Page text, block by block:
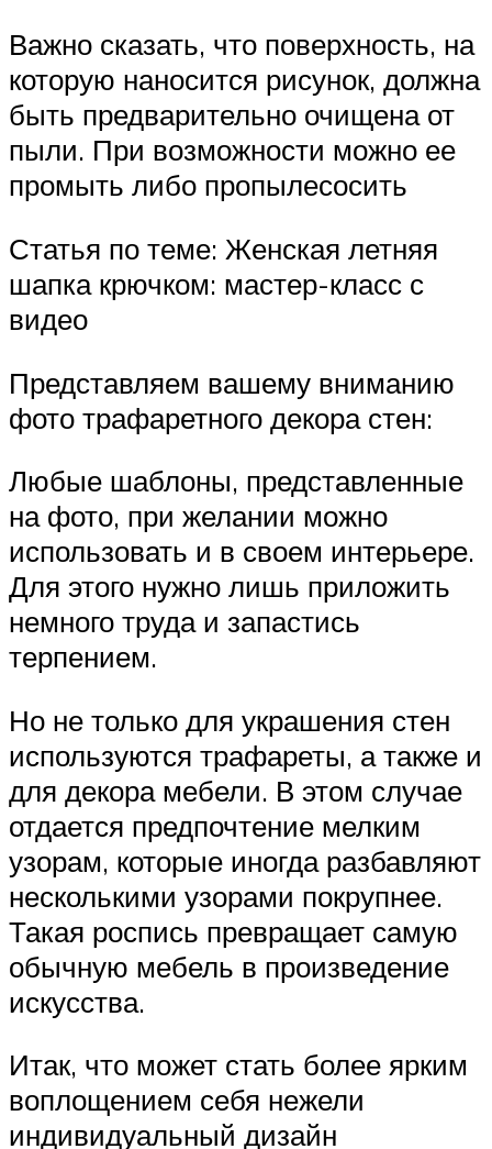
Важно сказать, что поверхность, на
которую наносится рисунок, должна
быть предварительно очищена от
пыли. При возможности можно ее
промыть либо пропылесосить
Статья по теме: Женская летняя
шапка крючком: мастер-класс с
видео
Представляем вашему вниманию
фото трафаретного декора стен:
Любые шаблоны, представленные
на фото, при желании можно
использовать и в своем интерьере.
Для этого нужно лишь приложить
немного труда и запастись
терпением.
Но не только для украшения стен
используются трафареты, а также и
для декора мебели. В этом случае
отдается предпочтение мелким
узорам, которые иногда разбавляют
несколькими узорами покрупнее.
Такая роспись превращает самую
обычную мебель в произведение
искусства.
Итак, что может стать более ярким
воплощением себя нежели
индивидуальный дизайн